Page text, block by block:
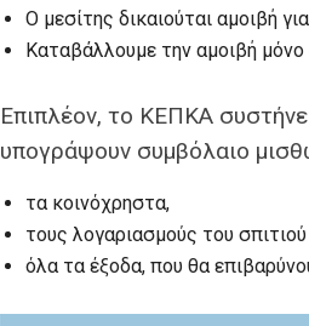
Ο μεσίτης δικαιούται αμοιβή
Καταβάλλουμε την αμοιβή μόνο
Επιπλέον, το ΚΕΠΚΑ
υπογράψουν συμβόλαιο
τα κοινόχρηστα,
τους λογαριασμούς του σπιτιού
όλα τα έξοδα, που θα